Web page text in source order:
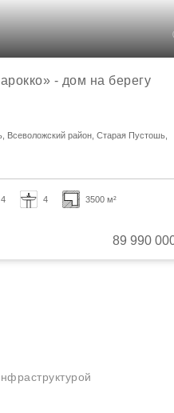
- дом на берегу
Всеволожский район, Старая Пустошь,
4 4 3500 м²
89 990